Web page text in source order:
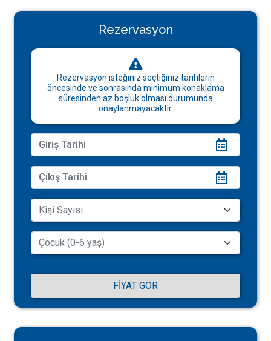
Rezervasyon
Rezervasyon isteğiniz seçtiğiniz tarihlerin
öncesinde ve sonrasında minimum konaklama
süresinden az boşluk olması durumunda
onaylanmayacaktır.
FIYAT GÖR